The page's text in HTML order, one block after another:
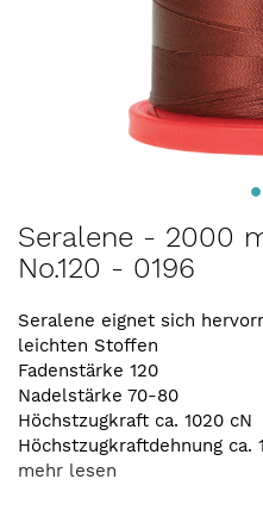
Anfang
der
springen
Seralene - 2000
No.120 - 0196
Seralene eignet sich
leichten Stoffen
Fadenstärke 120
Nadelstärke 70-80
Höchstzugkraft ca. 1020 cN
Höchstzugkraftdehnung ca.
mehr lesen